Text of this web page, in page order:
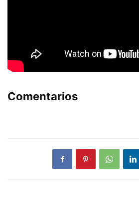
Comentarios